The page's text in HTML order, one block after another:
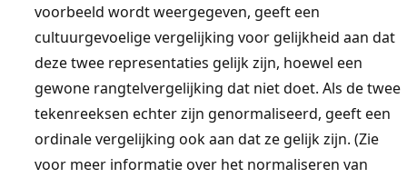
voorbeeld wordt weergegeven, geeft een
cultuurgevoelige vergelijking voor gelijkheid aan dat
deze twee representaties gelijk zijn, hoewel een
gewone rangtelvergelijking dat niet doet. Als de twee
tekenreeksen echter zijn genormaliseerd, geeft een
ordinale vergelijking ook aan dat ze gelijk zijn. (Zie
voor meer informatie over het normaliseren van